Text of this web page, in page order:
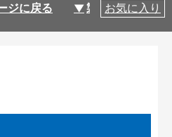
ジに戻る 製品仕様
お気に入り